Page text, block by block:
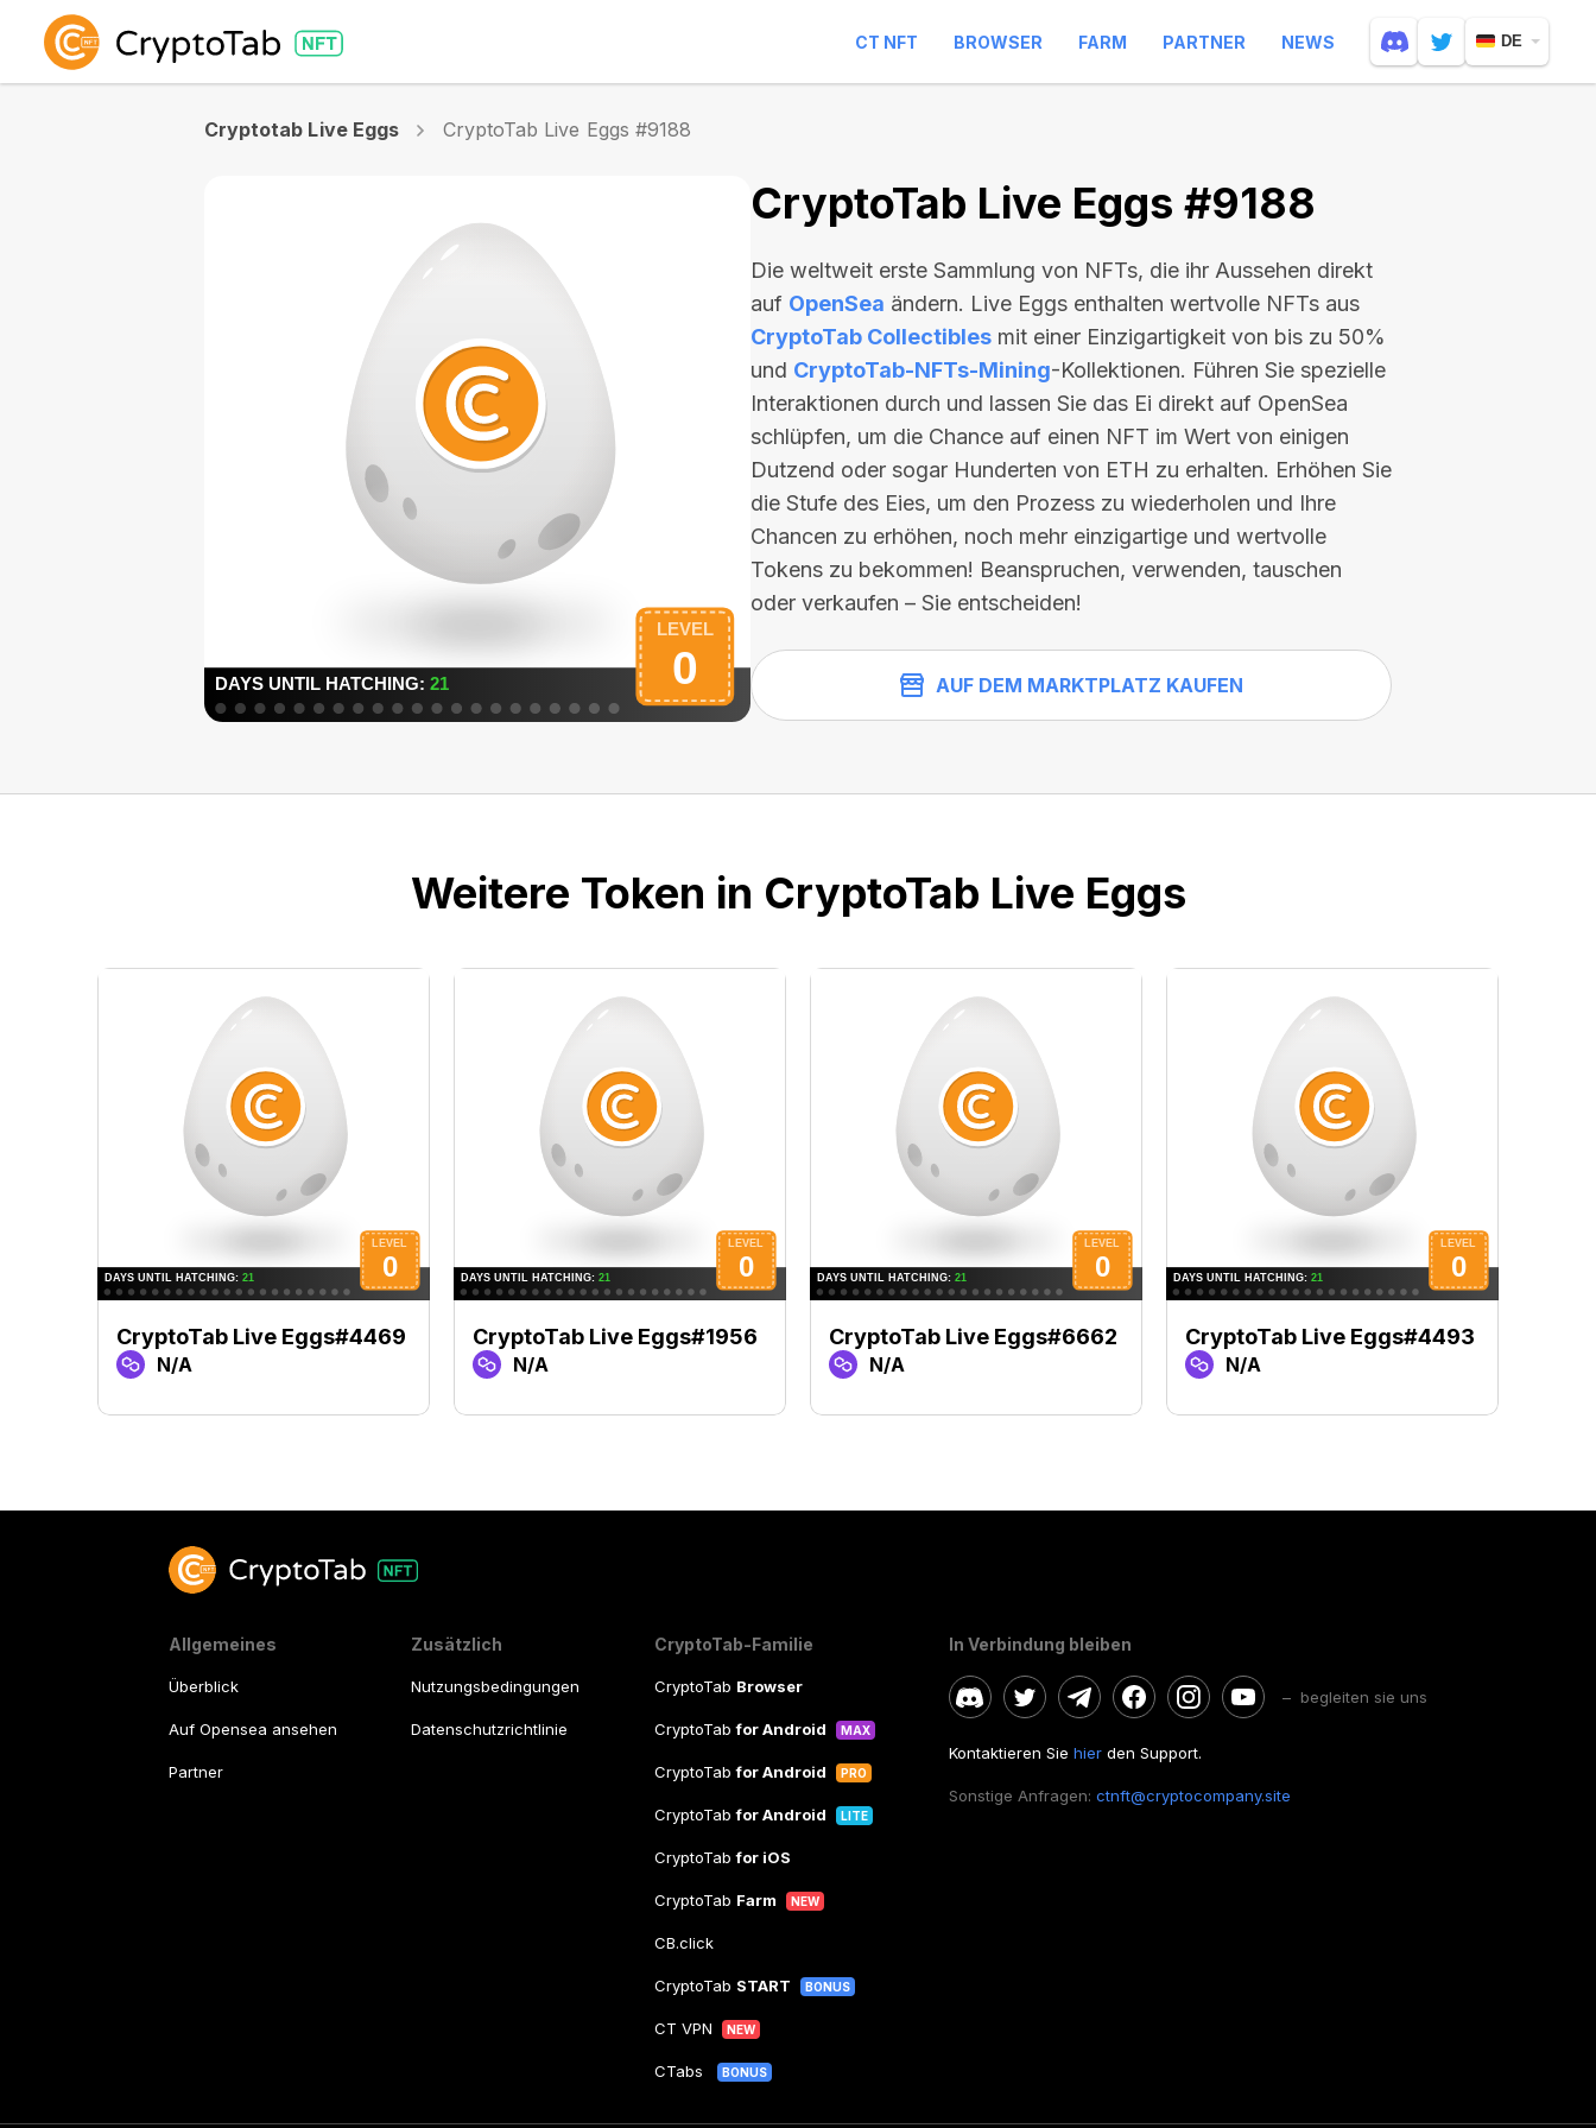
CT NFT BROWSER FARM PARTNER NEWS DE
Cryptotab Live Eggs CryptoTab Live Eggs #9188
CryptoTab Live Eggs #9188
Die weltweit erste Sammlung von NFTs, die ihr Aussehen direkt
auf OpenSea ändern. Live Eggs enthalten wertvolle NFTs aus
CryptoTab Collectibles mit einer Einzigartigkeit von bis zu 50%
und CryptoTab-NFTs-Mining-Kollektionen. Führen Sie spezielle
Interaktionen durch und lassen Sie das Ei direkt auf OpenSea
schlüpfen, um die Chance auf einen NFT im Wert von einigen
Dutzend oder sogar Hunderten von ETH zu erhalten. Erhöhen Sie
die Stufe des Eies, um den Prozess zu wiederholen und Ihre
Chancen zu erhöhen, noch mehr einzigartige und wertvolle
Tokens zu bekommen! Beanspruchen, verwenden, tauschen
oder verkaufen – Sie entscheiden!
AUF DEM MARKTPLATZ KAUFEN
Weitere Token in CryptoTab Live Eggs
CryptoTab Live Eggs#4469
N/A
CryptoTab Live Eggs#1956
N/A
CryptoTab Live Eggs#6662
N/A
CryptoTab Live Eggs#4493
N/A
Allgemeines
Überblick
Auf Opensea ansehen
Partner
Zusätzlich
Nutzungsbedingungen
Datenschutzrichtlinie
CryptoTab-Familie
CryptoTab Browser
CryptoTabfor Android MAX
CryptoTabfor Android PRO
CryptoTabfor Android LITE
CryptoTabfor iOS
CryptoTab Farm NEW
CB.click
CryptoTab START BONUS
CT VPN NEW
CTabs BONUS
In Verbindung bleiben
– begleiten sie uns
Kontaktieren Sie hierden Support.
Sonstige Anfragen: ctnft@cryptocompany.site